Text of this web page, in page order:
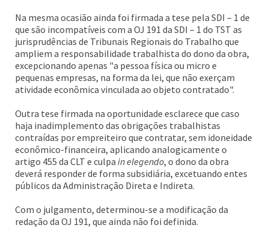
Na mesma ocasião ainda foi firmada a tese pela SDI – 1 de
que são incompatíveis com a OJ 191 da SDI – 1 do TST as
jurisprudências de Tribunais Regionais do Trabalho que
ampliem a responsabilidade trabalhista do dono da obra,
excepcionando apenas "a pessoa física ou micro e
pequenas empresas, na forma da lei, que não exerçam
atividade econômica vinculada ao objeto contratado".
Outra tese firmada na oportunidade esclarece que caso
haja inadimplemento das obrigações trabalhistas
contraídas por empreiteiro que contratar, sem idoneidade
econômico-financeira, aplicando analogicamente o
artigo 455 da CLT e culpa in elegendo, o dono da obra
deverá responder de forma subsidiária, excetuando entes
públicos da Administração Direta e Indireta.
Com o julgamento, determinou-se a modificação da
redação da OJ 191, que ainda não foi definida.